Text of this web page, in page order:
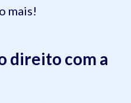
mais!
direito com a